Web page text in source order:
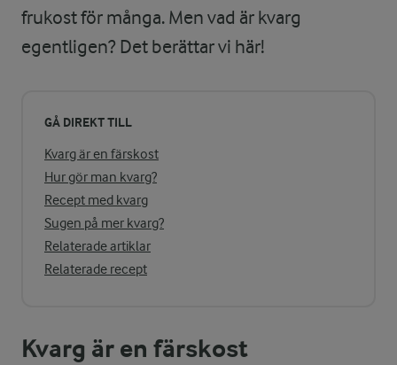
frukost för många. Men vad är kvarg
egentligen? Det berättar vi här!
GÅ DIREKT TILL
Kvarg är en färskost
Hur gör man kvarg?
Recept med kvarg
Sugen på mer kvarg?
Relaterade artiklar
Relaterade recept
Kvarg är en färskost